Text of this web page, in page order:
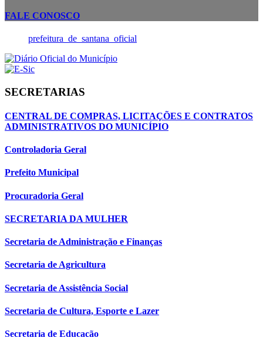
FALE CONOSCO
prefeitura_de_santana_oficial
SECRETARIAS
CENTRAL DE COMPRAS, LICITAÇÕES E CONTRATOS
ADMINISTRATIVOS DO MUNICÍPIO
Controladoria Geral
Prefeito Municipal
Procuradoria Geral
SECRETARIA DA MULHER
Secretaria de Administração e Finanças
Secretaria de Agricultura
Secretaria de Assistência Social
Secretaria de Cultura, Esporte e Lazer
Secretaria de Educação